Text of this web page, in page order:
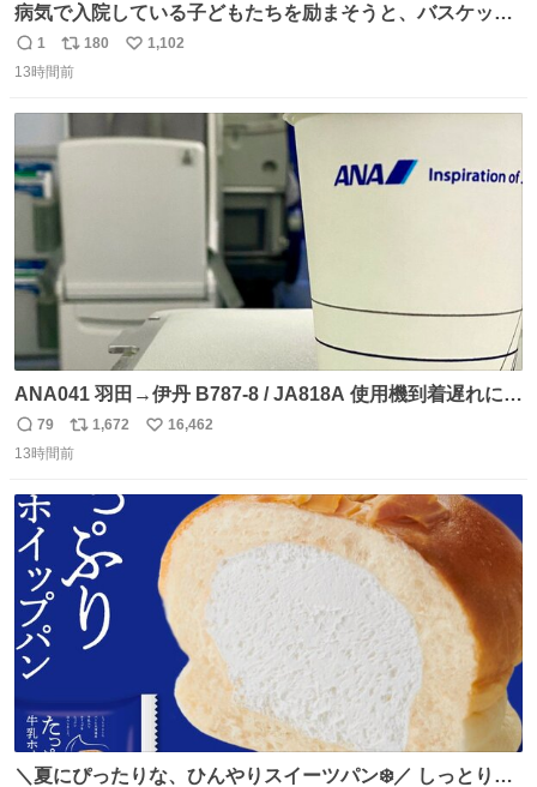
病気で入院している子どもたちを励まそうと、バスケット
ボール・宇都宮ブレックスに所属する比江島慎選手が下野
市の病院を訪問して交流しました。
返
信
1
リ
ポ
180
い
1,102
13時間前
ANA041 羽田→伊丹 B787-8 / JA818A 使用機到着遅れにつ
き 「安全に支障ない範囲で1分1秒でも遅延回復に努めてお
ります」と機長の気合い十分！ が、フライトは順調に進み
じられております」 でコンソメスープ吹き出しそうになり
ましたw
返
信
79
リ
ポ
数
1,672
い
16,462
13時間前
＼夏にぴったりな、ひんやりスイーツパン❄️／ しっとり生